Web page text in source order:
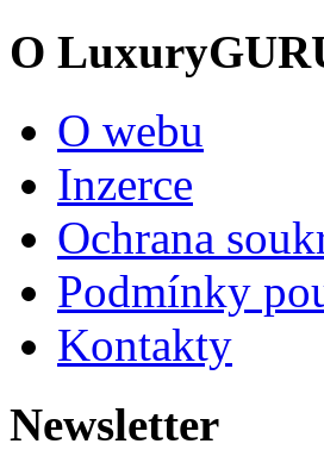
O
O webu
Inzerce
Ochrana
Podmínky
Kontakty
Newsletter